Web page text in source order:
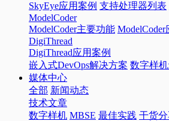
SkyEye应用案例 支持处理器列表
ModelCoder
ModelCoder主要功能 ModelCoder
DigiThread
DigiThread应用案例
嵌入式DevOps解决方案 数字样
媒体中心
全部 新闻动态
技术文章
数字样机 MBSE 最佳实践 干货